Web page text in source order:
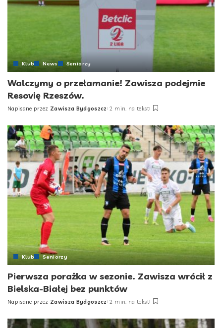
Klub News Seniorzy
Walczymy o przełamanie! Zawisza podejmie
Resovię Rzeszów.
Posted
Napisane przez Zawisza Bydgoszcz 2 min. na tekst
Klub Seniorzy
Pierwsza porażka w sezonie. Zawisza wrócił z
Bielska-Białej bez punktów
Posted
Napisane przez Zawisza Bydgoszcz 2 min. na tekst